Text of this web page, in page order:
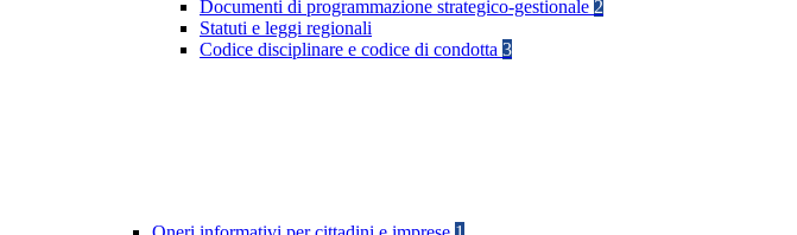
Documenti di programmazione strategico-gestionale 2
Statuti e leggi regionali
Codice disciplinare e codice di condotta 3